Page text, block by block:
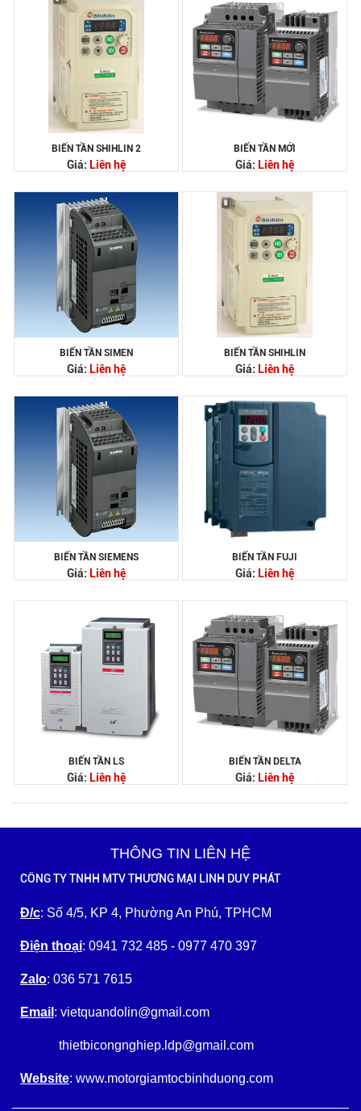
BIẾN TẦN SHIHLIN 2
Giá: Liên hệ
BIẾN TẦN MỚI
Giá: Liên hệ
BIẾN TẦN SIMEN
Giá: Liên hệ
BIẾN TẦN SHIHLIN
Giá: Liên hệ
BIẾN TẦN SIEMENS
Giá: Liên hệ
BIẾN TẦN FUJI
Giá: Liên hệ
BIẾN TẦN LS
Giá: Liên hệ
BIẾN TẦN DELTA
Giá: Liên hệ
THÔNG TIN LIÊN HỆ
CÔNG TY TNHH MTV THƯƠNG MẠI LINH DUY PHÁT
Đ/c: Số 4/5, KP 4, Phường An Phú, TPHCM
Điện thoại: 0941 732 485 - 0977 470 397
Zalo: 036 571 7615
Email : vietquandolin@gmail.com
thietbicongnghiep.ldp@gmail.com
Website: www.motorgiamtocbinhduong.com